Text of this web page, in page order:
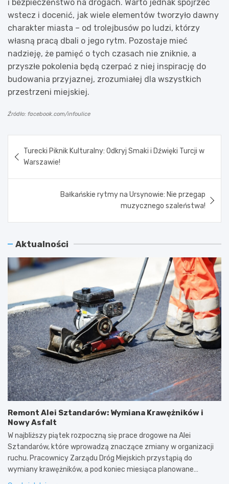
i bezpieczeństwo na drogach. Warto jednak spojrzeć
wstecz i docenić, jak wiele elementów tworzyło dawny
charakter miasta – od trolejbusów po ludzi, którzy
własną pracą dbali o jego rytm. Pozostaje mieć
nadzieję, że pamięć o tych czasach nie zniknie, a
przyszłe pokolenia będą czerpać z niej inspirację do
budowania przyjaznej, zrozumiałej dla wszystkich
przestrzeni miejskiej.
Źródło: facebook.com/infoulice
wpisu
Turecki Piknik Kulturalny: Odkryj Smaki i Dźwięki Turcji w
Warszawie!
Bałkańskie rytmy na Ursynowie: Nie przegap
muzycznego szaleństwa!
Aktualności
Remont Alei Sztandarów: Wymiana Krawężników i
Nowy Asfalt
W najbliższy piątek rozpoczną się prace drogowe na Alei
Sztandarów, które wprowadzą znaczące zmiany w organizacji
ruchu. Pracownicy Zarządu Dróg Miejskich przystąpią do
wymiany krawężników, a pod koniec miesiąca planowane…